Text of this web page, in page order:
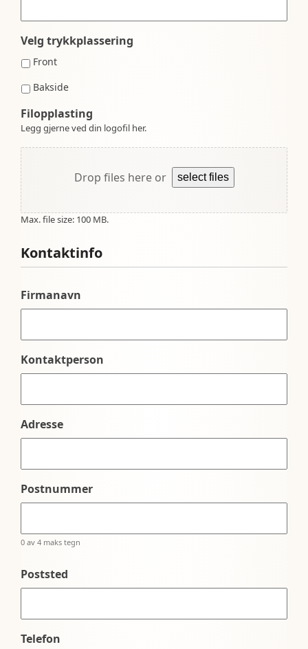
Velg trykkplassering
Front
Bakside
Filopplasting
Legg gjerne ved din logofil her.
Drop files here or select files
Max. file size: 100 MB.
Kontaktinfo
Firmanavn
Kontaktperson
Adresse
Postnummer
0 av 4 maks tegn
Poststed
Telefon